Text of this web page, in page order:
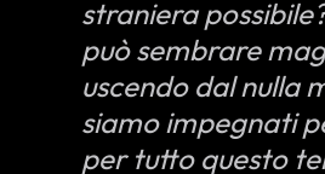
straniera
può sembrare
uscendo dal nulla
siamo impegnati
per tutto questo